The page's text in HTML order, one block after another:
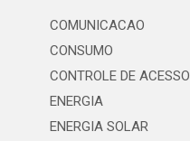
COMUNICACAO
CONSUMO
CONTROLE DE ACESSO
ENERGIA
ENERGIA SOLAR